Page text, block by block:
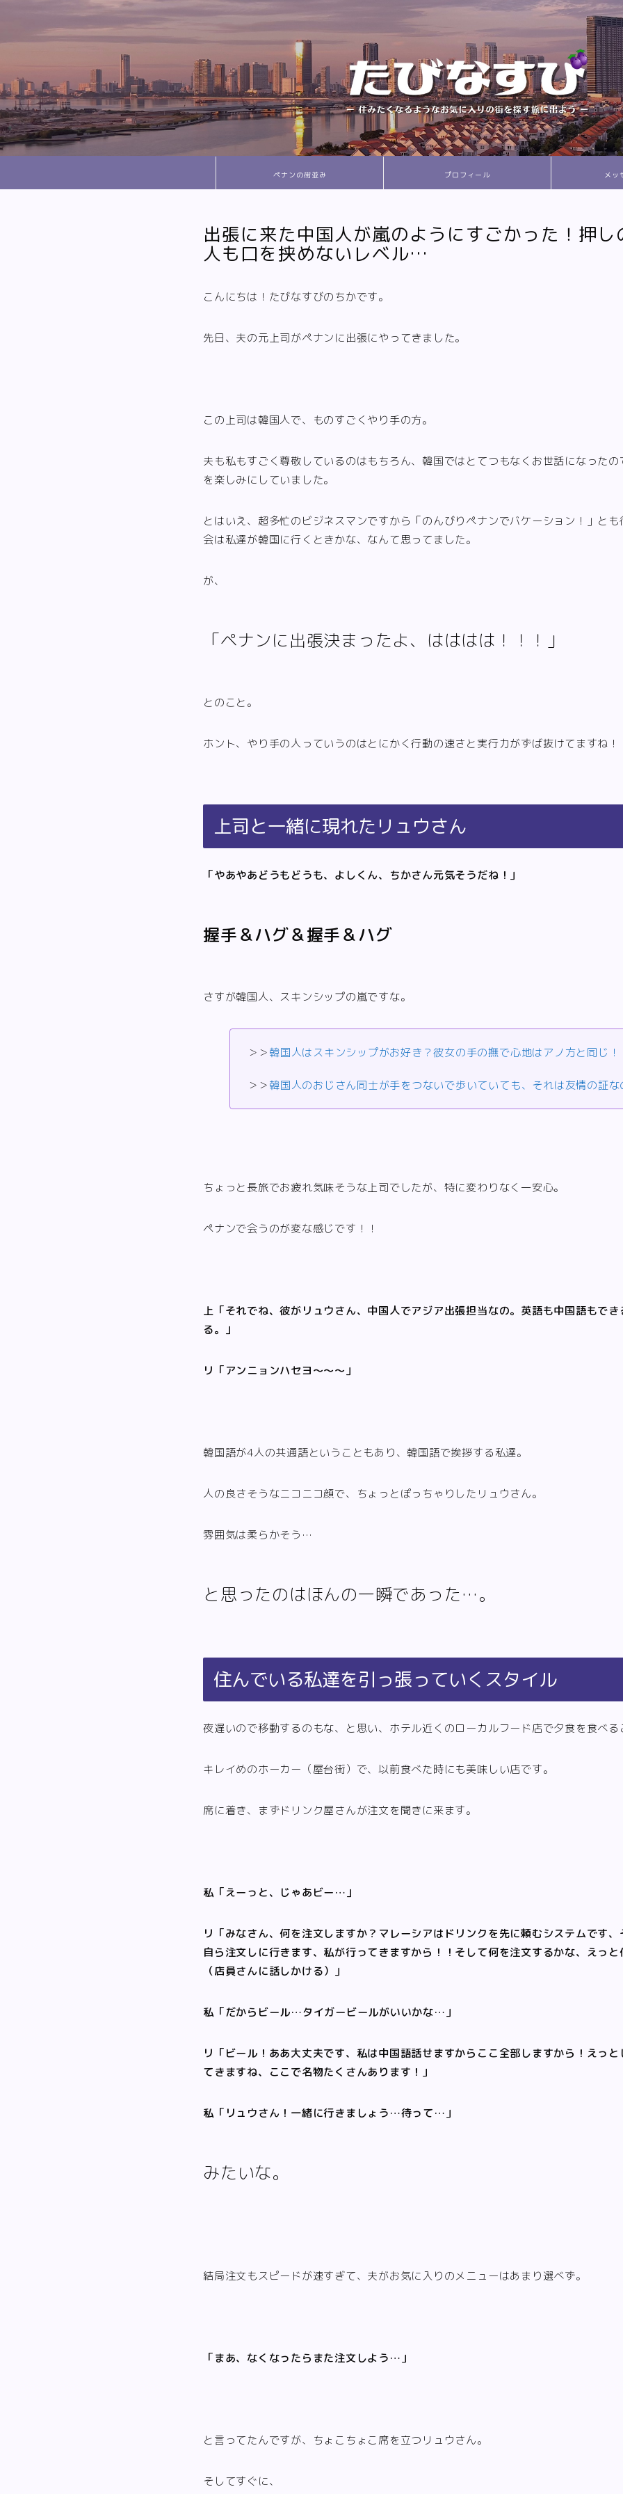
ペナンの街並み プロフィール メッ
出張に来た中国人が嵐のようにすごかった！押
人も口を挟めないレベル…
こんにちは！たびなすびのちかです。
先日、夫の元上司がペナンに出張にやってきました。
この上司は韓国人で、ものすごくやり手の方。
夫も私もすごく尊敬しているのはもちろん、韓国ではとてつもなくお世話になった
を楽しみにしていました。
とはいえ、超多忙のビジネスマンですから「のんびりペナンでバケーション！」と
会は私達が韓国に行くときかな、なんて思ってました。
が、
「ペナンに出張決まったよ、はははは！！！」
とのこと。
ホント、やり手の人っていうのはとにかく行動の速さと実行力がずば抜けてますね！
上司と一緒に現れたリュウさん
「やあやあどうもどうも、よしくん、ちかさん元気そうだね！」
握手＆ハグ＆握手＆ハグ
さすが韓国人、スキンシップの嵐ですな。
＞＞韓国人はスキンシップがお好き？彼女の手の撫で心地はアノ方と同じ！
＞＞韓国人のおじさん同士が手をつないで歩いていても、それは友情の証な
ちょっと長旅でお疲れ気味そうな上司でしたが、特に変わりなく一安心。
ペナンで会うのが変な感じです！！
上「それでね、彼がリュウさん、中国人でアジア出張担当なの。英語も中国語もで
る。」
リ「アンニョンハセヨ〜〜〜」
韓国語が4人の共通語ということもあり、韓国語で挨拶する私達。
人の良さそうなニコニコ顔で、ちょっとぽっちゃりしたリュウさん。
雰囲気は柔らかそう…
と思ったのはほんの一瞬であった…。
住んでいる私達を引っ張っていくスタイル
夜遅いので移動するのもな、と思い、ホテル近くのローカルフード店で夕食を食べ
キレイめのホーカー（屋台街）で、以前食べた時にも美味しい店です。
席に着き、まずドリンク屋さんが注文を聞きに来ます。
私「えーっと、じゃあビー…」
リ「みなさん、何を注文しますか？マレーシアはドリンクを先に頼むシステムです
自ら注文しに行きます、私が行ってきますから！！そして何を注文するかな、えっ
（店員さんに話しかける）」
私「だからビール…タイガービールがいいかな…」
リ「ビール！ああ大丈夫です、私は中国語話せますからここ全部しますから！えっ
てきますね、ここで名物たくさんあります！」
私「リュウさん！一緒に行きましょう…待って…」
みたいな。
結局注文もスピードが速すぎて、夫がお気に入りのメニューはあまり選べず。
「まあ、なくなったらまた注文しよう…」
と言ってたんですが、ちょこちょこ席を立つリュウさん。
そしてすぐに、